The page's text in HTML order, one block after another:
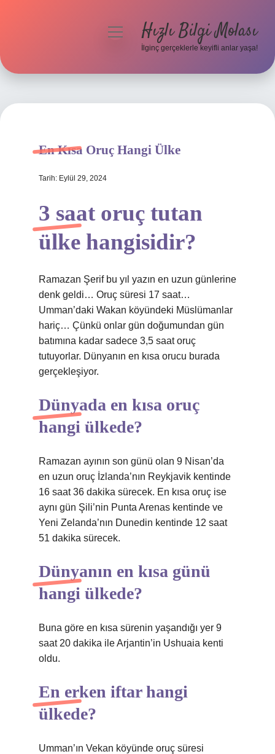
Hakkımızda
menüyüHızlı Bilgi Molası
İlginç gerçeklerle keyifli anlar yaşa!
En Kısa Oruç Hangi Ülke
Tarih: Eylül 29, 2024
3 saat oruç tutan
ülke hangisidir?
Ramazan Şerif bu yıl yazın en uzun günlerine
denk geldi… Oruç süresi 17 saat…
Umman’daki Wakan köyündeki Müslümanlar
hariç… Çünkü onlar gün doğumundan gün
batımına kadar sadece 3,5 saat oruç
tutuyorlar. Dünyanın en kısa orucu burada
gerçekleşiyor.
Dünyada en kısa oruç
hangi ülkede?
Ramazan ayının son günü olan 9 Nisan’da
en uzun oruç İzlanda’nın Reykjavik kentinde
16 saat 36 dakika sürecek. En kısa oruç ise
aynı gün Şili’nin Punta Arenas kentinde ve
Yeni Zelanda’nın Dunedin kentinde 12 saat
51 dakika sürecek.
Dünyanın en kısa günü
hangi ülkede?
Buna göre en kısa sürenin yaşandığı yer 9
saat 20 dakika ile Arjantin’in Ushuaia kenti
oldu.
En erken iftar hangi
ülkede?
Umman’ın Vekan köyünde oruç süresi